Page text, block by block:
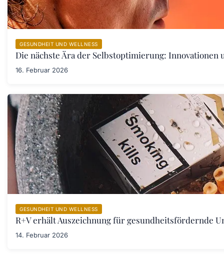
GESUNDHEIT UND WELLNESS
Die nächste Ära der Selbstoptimierung:
16. Februar 2026
GESUNDHEIT UND WELLNESS
R+V erhält Auszeichnung für gesundheitsfördernde
14. Februar 2026